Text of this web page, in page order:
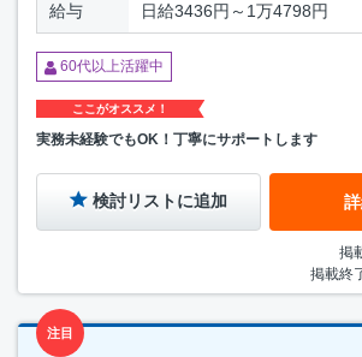
給与 日給3436円～1万4798円
60代以上活躍中
ここがオススメ！
実務未経験でもOK！丁寧にサポートします
検討リストに追加
掲
掲載終
注目